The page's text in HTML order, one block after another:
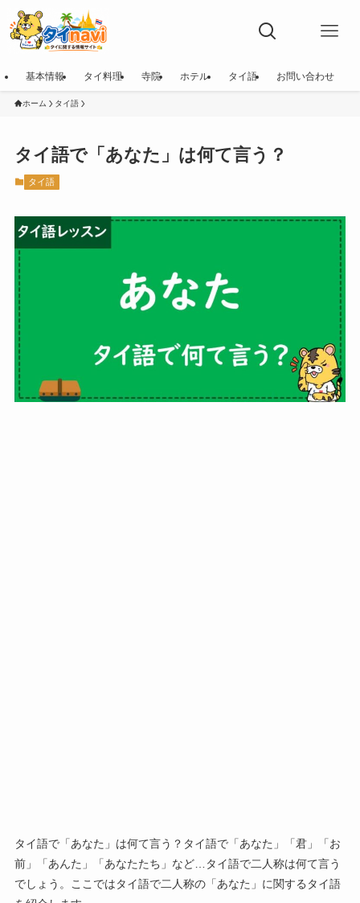
基本情報 タイ料理 寺院 ホテル タイ語 お問い合わせ
ホーム タイ語
タイ語で「あなた」は何て言う？
タイ語
タイ語で「あなた」は何て言う？タイ語で「あなた」「君」「お
前」「あんた」「あなたたち」など…タイ語で二人称は何て言う
でしょう。ここではタイ語で二人称の「あなた」に関するタイ語